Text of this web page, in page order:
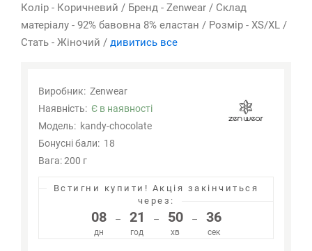
Колір - Коричневий / Бренд - Zenwear / Склад
матеріалу - 92% бавовна 8% еластан / Розмір - XS/XL /
Стать - Жіночий / дивитись все
Виробник: Zenwear
Наявність: Є в наявності
Модель: kandy-chocolate
Бонусні бали: 18
Вага: 200 г
Встигни купити! Акція закінчиться
через:
08
дн
– 21
год
– 50
хв
– 35
сек